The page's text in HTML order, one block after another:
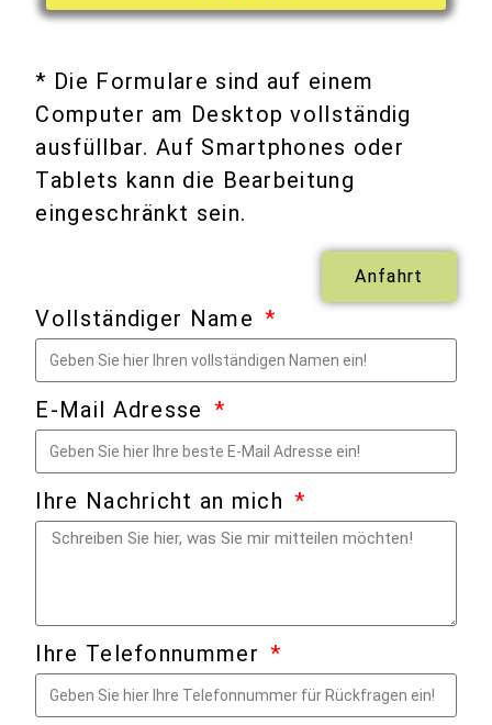
* Die Formulare sind auf einem
Computer am Desktop vollständig
ausfüllbar. Auf Smartphones oder
Tablets kann die Bearbeitung
eingeschränkt sein.
Anfahrt
Vollständiger Name
E-Mail Adresse
Ihre Nachricht an mich
Ihre Telefonnummer